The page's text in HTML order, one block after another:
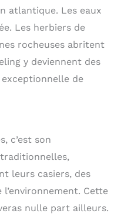
atlantique. Les eaux
Les herbiers de
rocheuses abritent
y deviennent des
de
c’est son
leurs casiers, des
Cette
nulle part ailleurs.